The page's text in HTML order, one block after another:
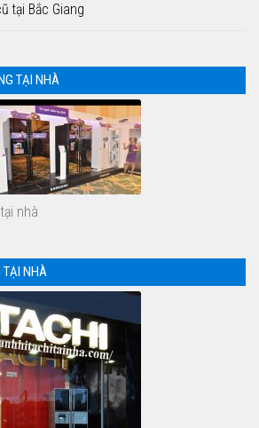
tại Bắc Giang
TẠI NHÀ
nhà
TẠI NHÀ